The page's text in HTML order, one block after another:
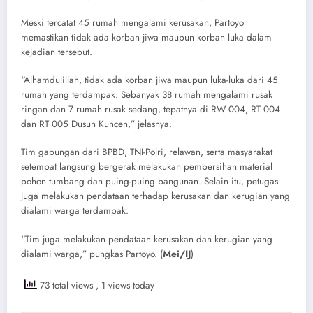
Meski tercatat 45 rumah mengalami kerusakan, Partoyo
memastikan tidak ada korban jiwa maupun korban luka dalam
kejadian tersebut.
“Alhamdulillah, tidak ada korban jiwa maupun luka-luka dari 45
rumah yang terdampak. Sebanyak 38 rumah mengalami rusak
ringan dan 7 rumah rusak sedang, tepatnya di RW 004, RT 004
dan RT 005 Dusun Kuncen,” jelasnya.
Tim gabungan dari BPBD, TNI-Polri, relawan, serta masyarakat
setempat langsung bergerak melakukan pembersihan material
pohon tumbang dan puing-puing bangunan. Selain itu, petugas
juga melakukan pendataan terhadap kerusakan dan kerugian yang
dialami warga terdampak.
“Tim juga melakukan pendataan kerusakan dan kerugian yang
dialami warga,” pungkas Partoyo. (Mei/IJ)
73 total views , 1 views today